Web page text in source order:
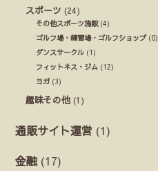
スポーツ (24)
その他スポーツ施設(4)
ゴルフ場・練習場・ゴルフショップ(0)
ダンスサークル (1)
フィットネス・ジム (12)
ヨガ (3)
趣味その他 (1)
通販サイト運営 (1)
金融 (17)